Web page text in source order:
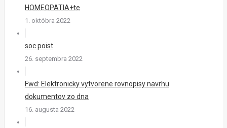
HOMEOPATIA+te
1. októbra 2022
soc poist
26. septembra 2022
Fwd: Elektronicky vytvorene rovnopisy navrhu
dokumentov zo dna
16. augusta 2022